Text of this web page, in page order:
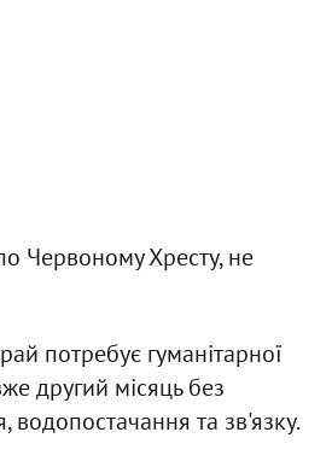
Червоному Хресту, не
потребує гуманітарної
другий місяць без
водопостачання та зв'язку.